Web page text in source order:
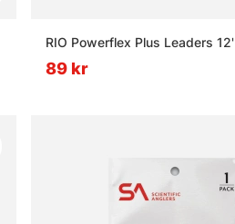
RIO Powerflex Plus Leaders 12'
89 kr